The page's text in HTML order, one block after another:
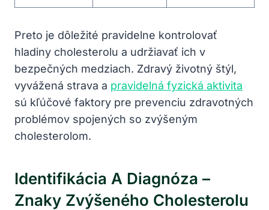
Preto je⁢ dôležité pravidelne kontrolovať
hladiny cholesterolu⁤ a udržiavať ich v
bezpečných medziach. Zdravý životný štýl,
vyvážená strava a pravidelná fyzická aktivita
sú kľúčové faktory pre prevenciu zdravotných
problémov spojených so zvýšeným
cholesterolom.
Identifikácia A Diagnóza –
Znaky Zvýšeného Cholesterolu